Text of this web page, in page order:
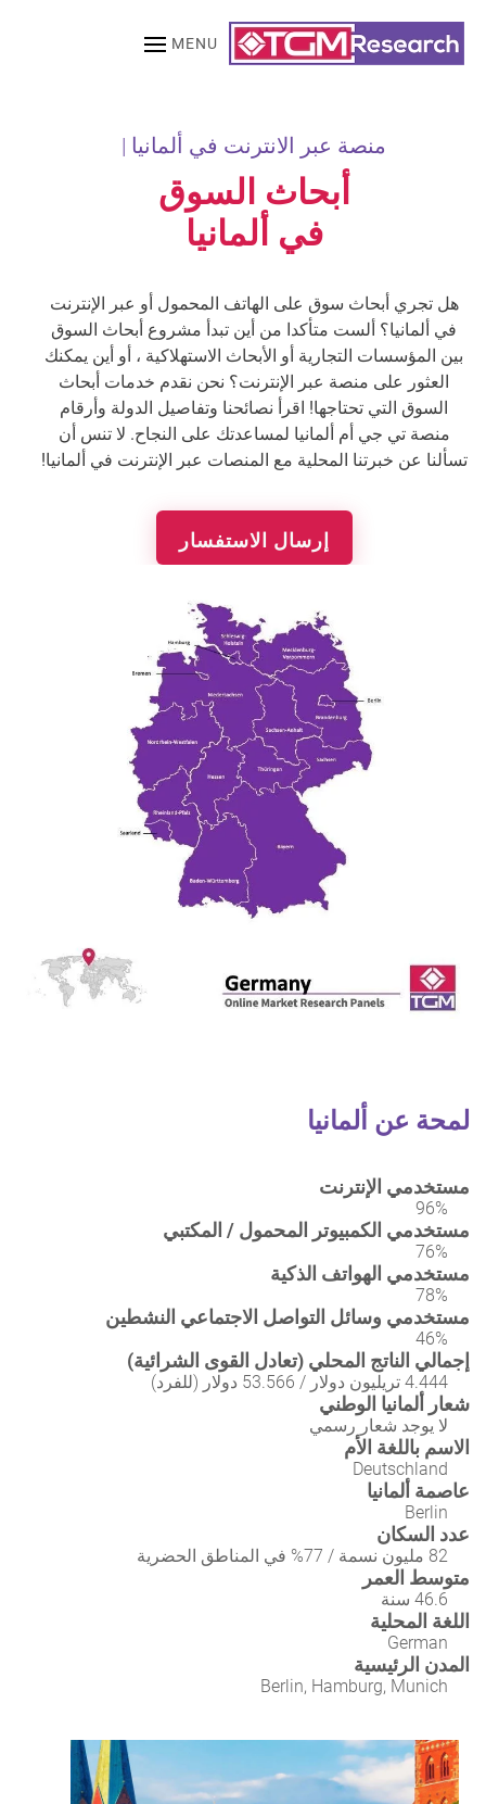
Skip to main content
MENU
منصة عبر الانترنت في ألمانيا |
أبحاث السوق
في ألمانيا
هل تجري أبحاث سوق على الهاتف المحمول أو عبر الإنترنت
في ألمانيا؟ ألست متأكدا من أين تبدأ مشروع أبحاث السوق
بين المؤسسات التجارية أو الأبحاث الاستهلاكية ، أو أين يمكنك
العثور على منصة عبر الإنترنت؟ نحن نقدم خدمات أبحاث
السوق التي تحتاجها! اقرأ نصائحنا وتفاصيل الدولة وأرقام
منصة تي جي أم ألمانيا لمساعدتك على النجاح. لا تنس أن
تسألنا عن خبرتنا المحلية مع المنصات عبر الإنترنت في ألمانيا!
إرسال الاستفسار
لمحة عن ألمانيا
مستخدمي الإنترنت
96%
مستخدمي الكمبيوتر المحمول / المكتبي
76%
مستخدمي الهواتف الذكية
78%
مستخدمي وسائل التواصل الاجتماعي النشطين
46%
إجمالي الناتج المحلي (تعادل القوى الشرائية)
4.444 تريليون دولار / 53.566 دولار (للفرد)
شعار ألمانيا الوطني
لا يوجد شعار رسمي
الاسم باللغة الأم
Deutschland
عاصمة ألمانيا
Berlin
عدد السكان
82 مليون نسمة / 77% في المناطق الحضرية
متوسط العمر
46.6 سنة
اللغة المحلية
German
المدن الرئيسية
Berlin, Hamburg, Munich